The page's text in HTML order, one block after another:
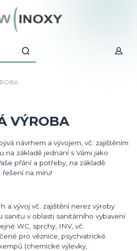
VÝROBA
návrhem a vývojem, vč. zajištěním
na základě jednání s Vámi jako
přání a potřeby, na základě
řešení na míru!
a vývoj vč. zajištění nerez výroby
sanitu v oblasti sanitárního vybavení
WC, sprchy, INV, vč.
pro věznice, psychiatrické
(chemické výlevky,